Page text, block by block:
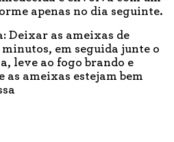
apenas no dia seguinte.
Deixar as ameixas de
em seguida junte o
leve ao fogo brando e
as ameixas estejam bem